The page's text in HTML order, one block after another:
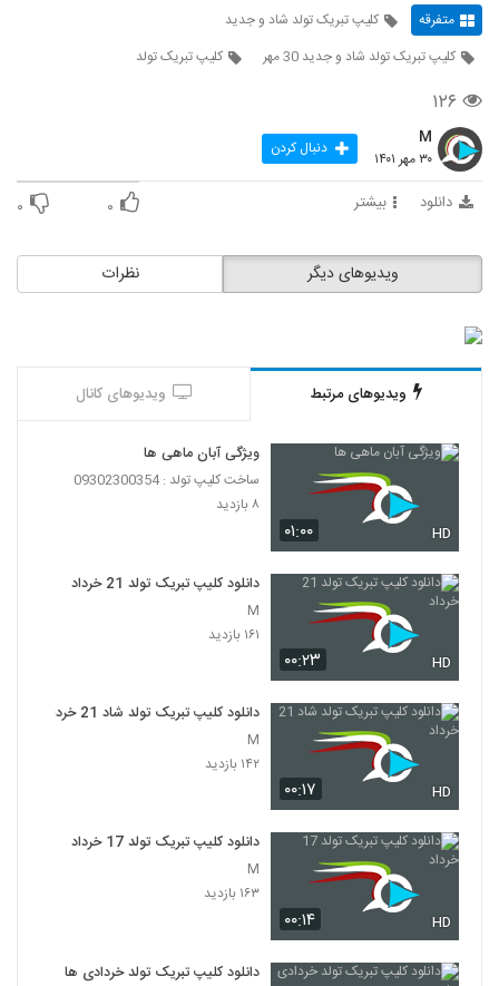
متفرقه
کلیپ تبریک تولد شاد و جدید
کلیپ تبریک تولد شاد و جدید 30 مهر
کلیپ تبریک تولد
۱۲۶
M
۳۰ مهر ۱۴۰۱ دنبال کردن
دانلود بیشتر ۰ ۰
نظرات ویدیوهای دیگر
ویدیوهای مرتبط ویدیوهای کانال
۰۱:۰۰ HD
ویژگی آبان ماهی ها
ساخت کلیپ تولد : 09302300354
۸ بازدید
۰۰:۲۳ HD
دانلود کلیپ تبریک تولد 21 خرداد
M
۱۶۱ بازدید
۰۰:۱۷ HD
دانلود کلیپ تبریک تولد شاد 21 خرداد
M
۱۴۲ بازدید
۰۰:۱۴ HD
دانلود کلیپ تبریک تولد 17 خرداد
M
۱۶۳ بازدید
دانلود کلیپ تبریک تولد خردادی ها